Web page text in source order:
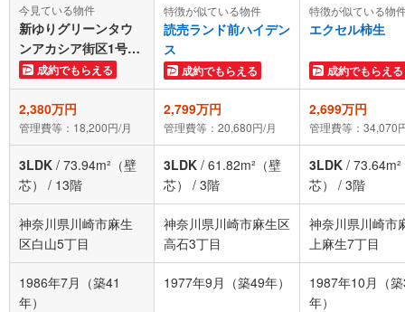
今見ている物件
新ゆりグリーンタウ
ンアカシア街区1号棟
13階成約でもらえる
特徴が似ている物件
読売ランド前ハイデン
ス
成約でもらえる
特徴が似ている物
エクセル柿生
成約でもらえる
2,380万円
管理費等：18,200円/月
2,799万円
管理費等：20,680円/月
2,699万円
管理費等：34,070
3LDK / 73.94m²（壁
芯）
/ 13階
3LDK / 61.82m²（壁
芯）
/ 3階
3LDK /
芯）
/ 3階
神奈川県川崎市麻生
区白山5丁目
神奈川県川崎市麻生区
高石3丁目
神奈川県川崎市
上麻生7丁目
1986年7月（築41
年）
1977年9月（築49年）
1987年10月（
年）